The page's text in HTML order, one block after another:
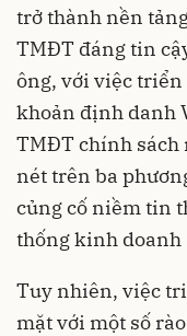
trở thành nền
TMĐT đáng tin
ông, với việc triển
khoản định danh
TMĐT chính sách
nét trên ba
củng cố niềm tin
thống kinh doanh
Tuy nhiên, việc
mặt với một số